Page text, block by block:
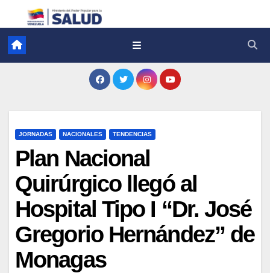
JORNADAS NACIONALES TENDENCIAS
Plan Nacional
Quirúrgico llegó al
Hospital Tipo I “Dr. José
Gregorio Hernández” de
Monagas